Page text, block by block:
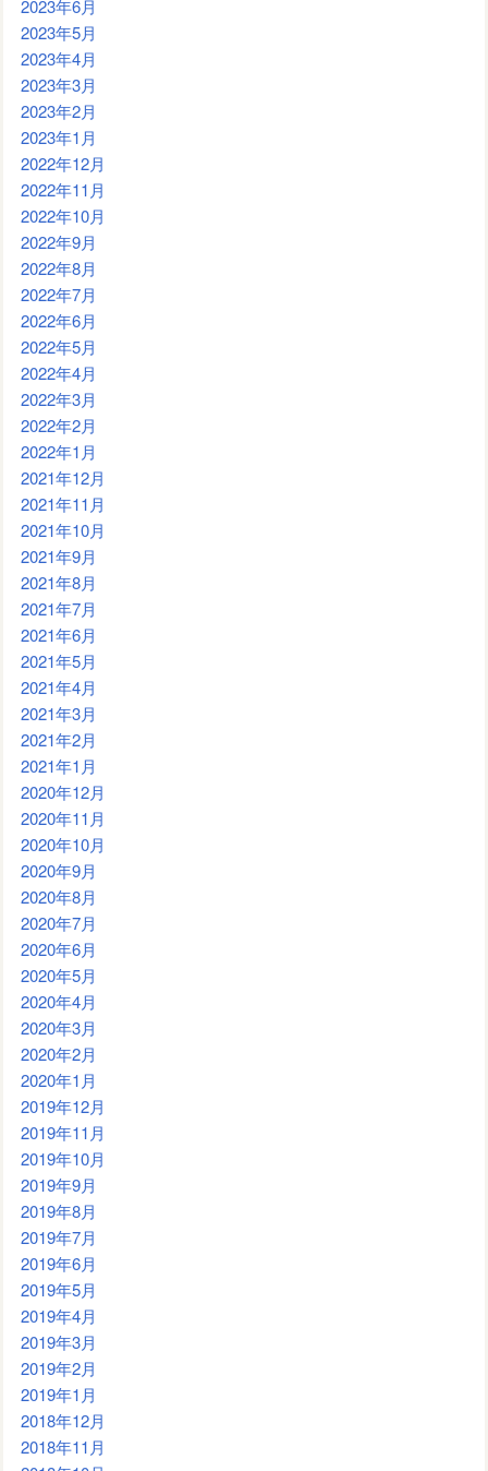
2023年6月
2023年5月
2023年4月
2023年3月
2023年2月
2023年1月
2022年12月
2022年11月
2022年10月
2022年9月
2022年8月
2022年7月
2022年6月
2022年5月
2022年4月
2022年3月
2022年2月
2022年1月
2021年12月
2021年11月
2021年10月
2021年9月
2021年8月
2021年7月
2021年6月
2021年5月
2021年4月
2021年3月
2021年2月
2021年1月
2020年12月
2020年11月
2020年10月
2020年9月
2020年8月
2020年7月
2020年6月
2020年5月
2020年4月
2020年3月
2020年2月
2020年1月
2019年12月
2019年11月
2019年10月
2019年9月
2019年8月
2019年7月
2019年6月
2019年5月
2019年4月
2019年3月
2019年2月
2019年1月
2018年12月
2018年11月